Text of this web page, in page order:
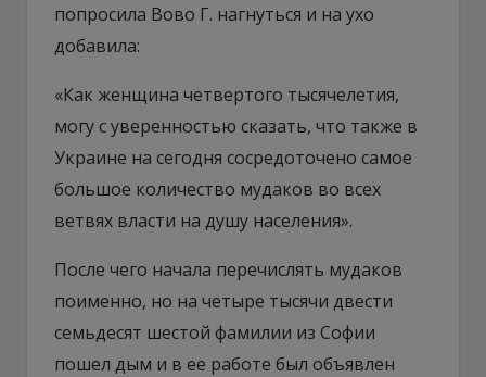
попросила Вово Г. нагнуться и на ухо
добавила:
«Как женщина четвертого тысячелетия,
могу с уверенностью сказать, что также в
Украине на сегодня сосредоточено самое
большое количество мудаков во всех
ветвях власти на душу населения».
После чего начала перечислять мудаков
поименно, но на четыре тысячи двести
семьдесят шестой фамилии из Софии
пошел дым и в ее работе был объявлен